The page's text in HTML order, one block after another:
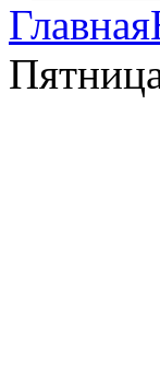
Главная